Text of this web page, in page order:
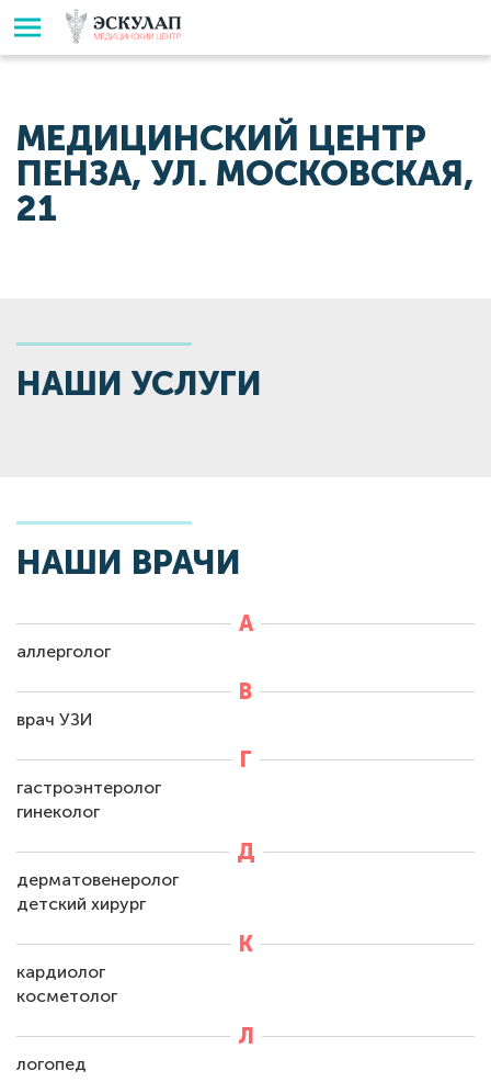
МЕДИЦИНСКИЙ ЦЕНТР
ПЕНЗА, УЛ. МОСКОВСКАЯ,
21
НАШИ УСЛУГИ
НАШИ ВРАЧИ
А
аллерголог
В
врач УЗИ
Г
гастроэнтеролог
гинеколог
Д
дерматовенеролог
детский хирург
К
кардиолог
косметолог
Л
логопед